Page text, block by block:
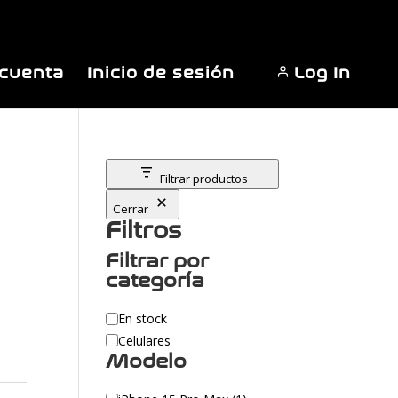
Inicio de sesión Log In
Filtrar productos
Cerrar
Filtros
Filtrar por
categoría
Categoría
En stock
Celulares
Modelo